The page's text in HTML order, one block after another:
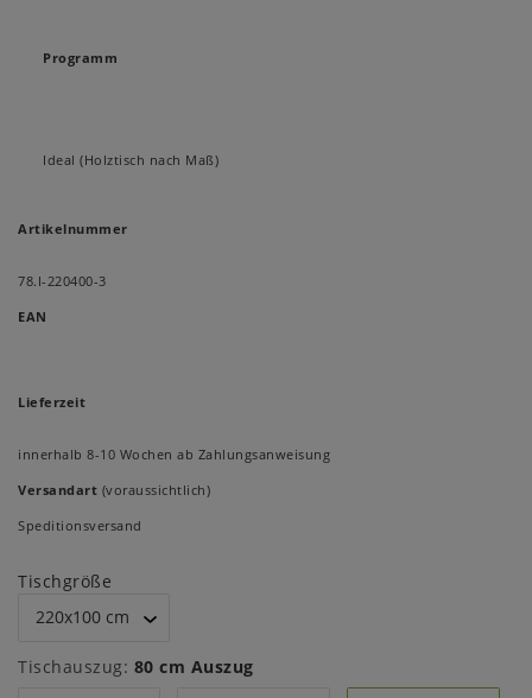
Programm
Ideal (Holztisch nach Maß)
Artikelnummer
78.I-220400-3
EAN
Lieferzeit
innerhalb 8-10 Wochen ab Zahlungsanweisung
Versandart (voraussichtlich)
Speditionsversand
Tischgröße
Tischauszug: 80 cm Auszug